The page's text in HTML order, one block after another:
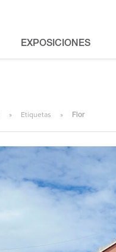
EXPOSICIONES
Etiquetas Flor